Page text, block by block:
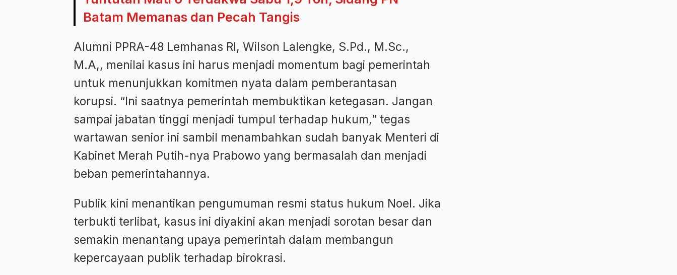
Batam Memanas dan Pecah Tangis
Alumni PPRA-48 Lemhanas RI, Wilson Lalengke, S.Pd., M.Sc.,
M.A,, menilai kasus ini harus menjadi momentum bagi pemerintah
untuk menunjukkan komitmen nyata dalam pemberantasan
korupsi. “Ini saatnya pemerintah membuktikan ketegasan. Jangan
sampai jabatan tinggi menjadi tumpul terhadap hukum,” tegas
wartawan senior ini sambil menambahkan sudah banyak Menteri di
Kabinet Merah Putih-nya Prabowo yang bermasalah dan menjadi
beban pemerintahannya.
Publik kini menantikan pengumuman resmi status hukum Noel. Jika
terbukti terlibat, kasus ini diyakini akan menjadi sorotan besar dan
semakin menantang upaya pemerintah dalam membangun
kepercayaan publik terhadap birokrasi.